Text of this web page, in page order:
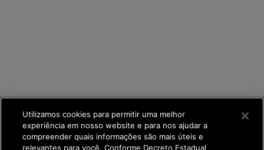
Utilizamos cookies para permitir uma melhor
experiência em nosso website e para nos ajudar a
compreender quais informações são mais úteis e
relevantes para você. Conforme Decreto Estadual